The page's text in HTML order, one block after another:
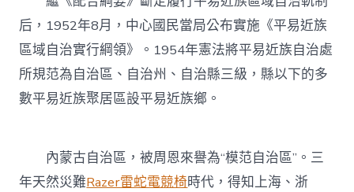
后，1952年8月，中心國民當局公布實施《平易近族
區域自治實行綱領》。1954年憲法將平易近族自治處
所規范為自治區、自治州、自治縣三級，縣以下的多
數平易近族聚居區設平易近族鄉。
內蒙古自治區，被周恩來譽為“模范自治區”。三
年天然災難Razer雷蛇電競椅時代，得知上海、浙